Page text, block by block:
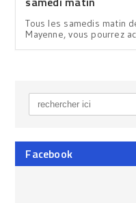
Tous les samedis matin
Mayenne, vous pourrez
Facebook